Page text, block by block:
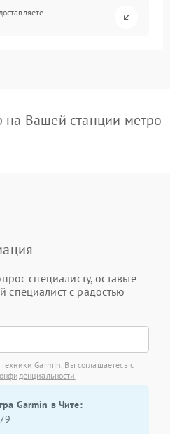
Вашей станции метро
специалисту, оставьте
с радостью
Garmin, Вы соглашаетесь с
Garmin в Чите: